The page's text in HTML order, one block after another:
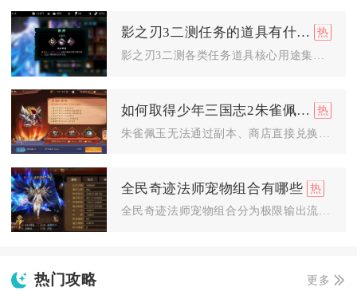
影之刃3二测任务的道具有什么用
如何取得少年三国志2朱雀佩玉
全民奇迹法师宠物组合有哪些
全民奇迹法师宠物组合分为极限输出流、控制续航流、均衡适配流三...
热门攻略 更多